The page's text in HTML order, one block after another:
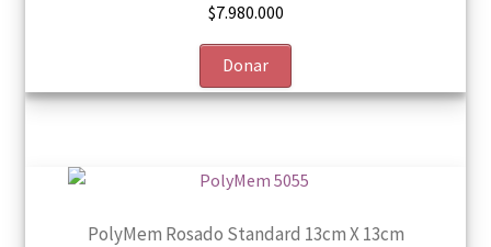
$7.980.000
Donar
PolyMem Rosado Standard 13cm X 13cm